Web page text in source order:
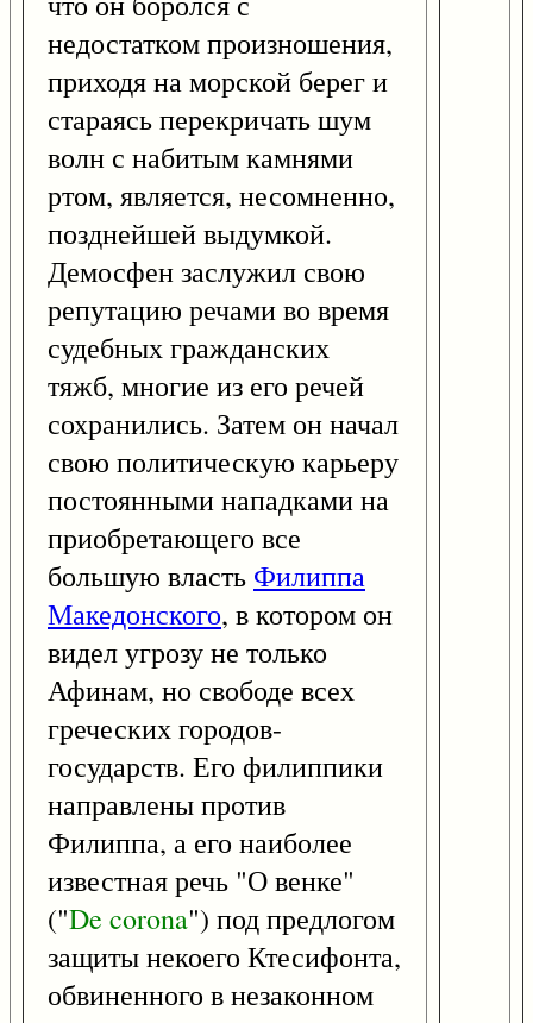
недостатком произношения,
приходя на морской берег и
стараясь перекричать шум
волн с набитым камнями
ртом, является, несомненно,
позднейшей выдумкой.
Демосфен заслужил свою
репутацию речами во время
судебных гражданских
тяжб, многие из его речей
сохранились. Затем он начал
свою политическую карьеру
постоянными нападками на
приобретающего все
большую власть Филиппа
Македонского, в котором он
видел угрозу не только
Афинам, но свободе всех
греческих городов-
государств. Его филиппики
направлены против
Филиппа, а его наиболее
известная речь "О венке"
("De corona") под предлогом
защиты некоего Ктесифонта,
обвиненного в незаконном